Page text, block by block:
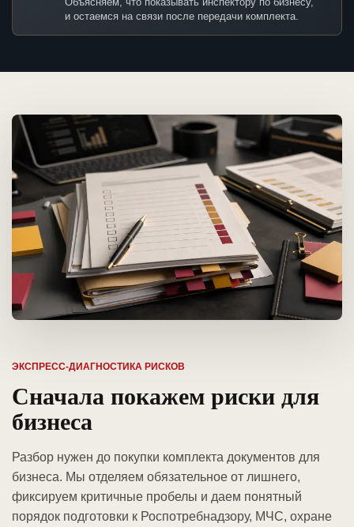
и остаемся на связи после передачи комплекта.
ЭКСПРЕСС-ДИАГНОСТИКА РИСКОВ
Сначала покажем риски для
бизнеса
Разбор нужен до покупки комплекта документов для
бизнеса. Мы отделяем обязательное от лишнего,
фиксируем критичные пробелы и даем понятный
порядок подготовки к Роспотребнадзору, МЧС, охране